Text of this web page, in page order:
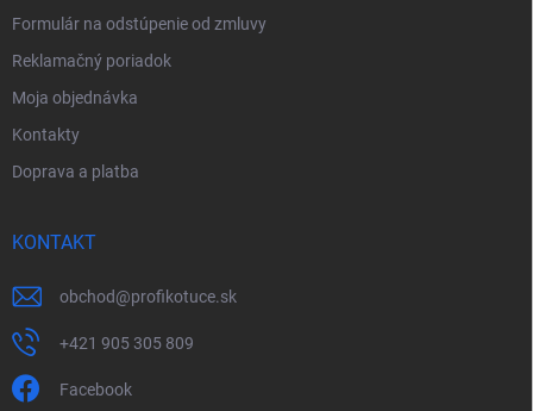
Formulár na odstúpenie od zmluvy
Reklamačný poriadok
Moja objednávka
Kontakty
Doprava a platba
KONTAKT
obchod@profikotuce.sk
+421 905 305 809
Facebook